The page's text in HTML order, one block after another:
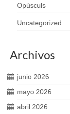
Opúsculs
Uncategorized
Archivos
junio 2026
mayo 2026
abril 2026